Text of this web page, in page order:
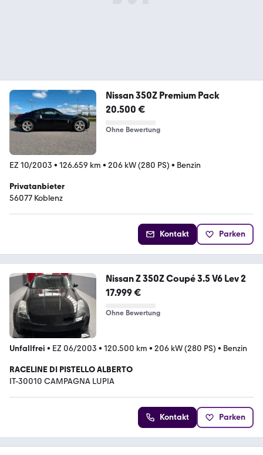
Nissan 350Z Premium Pack
20.500 €
Ohne Bewertung
EZ 10/2003 • 126.659 km • 206 kW (280 PS) • Benzin
Privatanbieter
56077 Koblenz
Kontakt Parken
Nissan Z 350Z Coupé 3.5 V6 Lev 2
17.999 €
Ohne Bewertung
Unfallfrei • EZ 06/2003 • 120.500 km • 206 kW (280 PS) • Benzin
RACELINE DI PISTELLO ALBERTO
IT-30010 CAMPAGNA LUPIA
Kontakt Parken